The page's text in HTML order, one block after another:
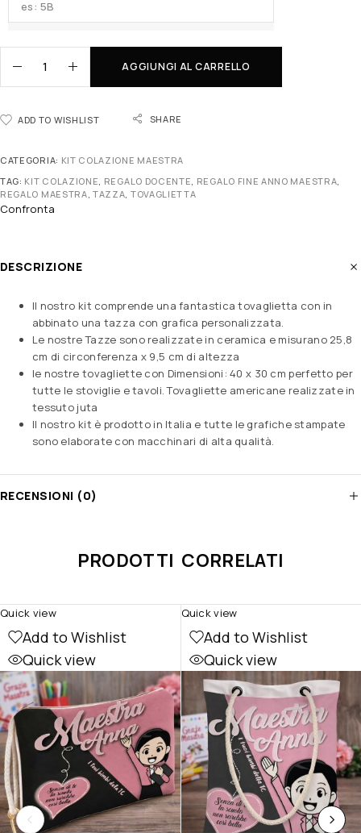
AGGIUNGI AL CARRELLO
ADD TO WISHLIST SHARE
CATEGORIA: KIT COLAZIONE MAESTRA
TAG: KIT COLAZIONE REGALO DOCENTE REGALO FINE ANNO MAESTRA
REGALO MAESTRA TAZZA TOVAGLIETTA
Confronta
DESCRIZIONE
Il nostro kit comprende una fantastica tovaglietta con in
abbinato una tazza con grafica personalizzata.
Le nostre Tazze sono realizzate in ceramica e misurano 25,8
cm di circonferenza x 9,5 cm di altezza
le nostre tovagliette con Dimensioni: 40 x 30 cm perfetto per
tutte le stoviglie e tavoli. Tovagliette americane realizzate in
tessuto juta
Il nostro kit è prodotto in Italia e tutte le grafiche stampate
sono elaborate con macchinari di alta qualità.
RECENSIONI (0)
PRODOTTI CORRELATI
Add to Wishlist
Quick view
Quick view
Add to Wishlist
Quick view
Quick view